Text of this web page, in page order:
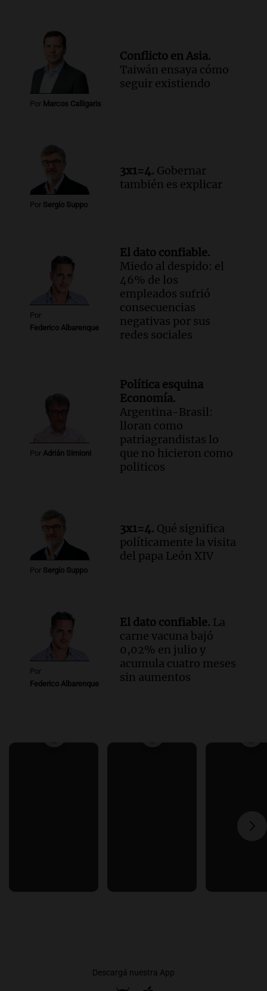
sobre el accidente
Panorama Federal
Episodios
Audio.
El viento complica el combate
del incendio forestal en Villa Yacanto
Por Marcos Calligaris
Conflicto en Asia.
Taiwán ensaya cómo
seguir existiendo
Por Sergio Suppo
3x1=4. Gobernar
también es explicar
Por
Federico Albarenque
El dato confiable.
Miedo al despido: el
46% de los
empleados sufrió
consecuencias
negativas por sus
redes sociales
Por Adrián Simioni
Política esquina
Economía.
Argentina-Brasil:
lloran como
patriagrandistas lo
que no hicieron como
politicos
Por Sergio Suppo
3x1=4. Qué significa
políticamente la visita
del papa León XIV
Por
Federico Albarenque
El dato confiable. La
carne vacuna bajó
0,02% en julio y
acumula cuatro meses
sin aumentos
Descargá nuestra App